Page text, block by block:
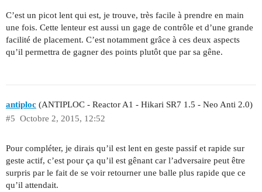
C’est un picot lent qui est, je trouve, très facile à prendre en main
une fois. Cette lenteur est aussi un gage de contrôle et d’une grande
facilité de placement. C’est notamment grâce à ces deux aspects
qu’il permettra de gagner des points plutôt que par sa gêne.
antiploc (ANTIPLOC - Reactor A1 - Hikari SR7 1.5 - Neo Anti 2.0)
Octobre 2, 2015, 12:52
#5
Pour compléter, je dirais qu’il est lent en geste passif et rapide sur
geste actif, c’est pour ça qu’il est gênant car l’adversaire peut être
surpris par le fait de se voir retourner une balle plus rapide que ce
qu’il attendait.